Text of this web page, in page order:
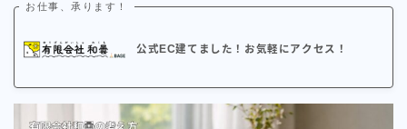
お仕事、承ります！
公式EC建てました！お気軽にアクセス！